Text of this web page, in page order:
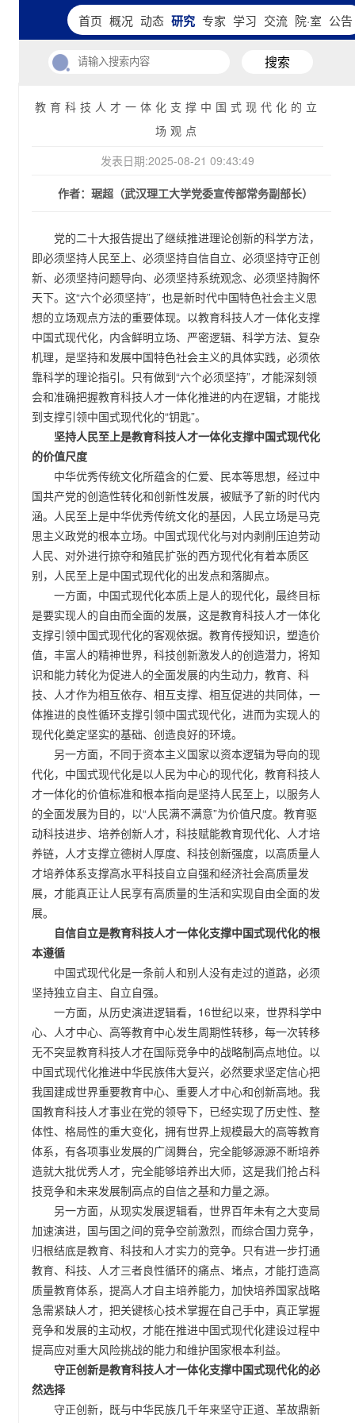
首页 概况 动态 研究 专家 学习 交流 院·室 公告
搜索
教育科技人才一体化支撑中国式现代化的立
场观点
发表日期:2025-08-21 09:43:49
作者：琚超（武汉理工大学党委宣传部常务副部长）
党的二十大报告提出了继续推进理论创新的科学方法，
即必须坚持人民至上、必须坚持自信自立、必须坚持守正创
新、必须坚持问题导向、必须坚持系统观念、必须坚持胸怀
天下。这“六个必须坚持”，也是新时代中国特色社会主义思
想的立场观点方法的重要体现。以教育科技人才一体化支撑
中国式现代化，内含鲜明立场、严密逻辑、科学方法、复杂
机理，是坚持和发展中国特色社会主义的具体实践，必须依
靠科学的理论指引。只有做到“六个必须坚持”，才能深刻领
会和准确把握教育科技人才一体化推进的内在逻辑，才能找
到支撑引领中国式现代化的“钥匙”。
坚持人民至上是教育科技人才一体化支撑中国式现代化
的价值尺度
中华优秀传统文化所蕴含的仁爱、民本等思想，经过中
国共产党的创造性转化和创新性发展，被赋予了新的时代内
涵。人民至上是中华优秀传统文化的基因，人民立场是马克
思主义政党的根本立场。中国式现代化与对内剥削压迫劳动
人民、对外进行掠夺和殖民扩张的西方现代化有着本质区
别，人民至上是中国式现代化的出发点和落脚点。
一方面，中国式现代化本质上是人的现代化，最终目标
是要实现人的自由而全面的发展，这是教育科技人才一体化
支撑引领中国式现代化的客观依据。教育传授知识，塑造价
值，丰富人的精神世界，科技创新激发人的创造潜力，将知
识和能力转化为促进人的全面发展的内生动力，教育、科
技、人才作为相互依存、相互支撑、相互促进的共同体，一
体推进的良性循环支撑引领中国式现代化，进而为实现人的
现代化奠定坚实的基础、创造良好的环境。
另一方面，不同于资本主义国家以资本逻辑为导向的现
代化，中国式现代化是以人民为中心的现代化，教育科技人
才一体化的价值标准和根本指向是坚持人民至上，以服务人
的全面发展为目的，以“人民满不满意”为价值尺度。教育驱
动科技进步、培养创新人才，科技赋能教育现代化、人才培
养链，人才支撑立德树人厚度、科技创新强度，以高质量人
才培养体系支撑高水平科技自立自强和经济社会高质量发
展，才能真正让人民享有高质量的生活和实现自由全面的发
展。
自信自立是教育科技人才一体化支撑中国式现代化的根
本遵循
中国式现代化是一条前人和别人没有走过的道路，必须
坚持独立自主、自立自强。
一方面，从历史演进逻辑看，16世纪以来，世界科学中
心、人才中心、高等教育中心发生周期性转移，每一次转移
无不突显教育科技人才在国际竞争中的战略制高点地位。以
中国式现代化推进中华民族伟大复兴，必然要求坚定信心把
我国建成世界重要教育中心、重要人才中心和创新高地。我
国教育科技人才事业在党的领导下，已经实现了历史性、整
体性、格局性的重大变化，拥有世界上规模最大的高等教育
体系，有各项事业发展的广阔舞台，完全能够源源不断培养
造就大批优秀人才，完全能够培养出大师，这是我们抢占科
技竞争和未来发展制高点的自信之基和力量之源。
另一方面，从现实发展逻辑看，世界百年未有之大变局
加速演进，国与国之间的竞争空前激烈，而综合国力竞争，
归根结底是教育、科技和人才实力的竞争。只有进一步打通
教育、科技、人才三者良性循环的痛点、堵点，才能打造高
质量教育体系，提高人才自主培养能力，加快培养国家战略
急需紧缺人才，把关键核心技术掌握在自己手中，真正掌握
竞争和发展的主动权，才能在推进中国式现代化建设过程中
提高应对重大风险挑战的能力和维护国家根本利益。
守正创新是教育科技人才一体化支撑中国式现代化的必
然选择
守正创新，既与中华民族几千年来坚守正道、革故鼎新